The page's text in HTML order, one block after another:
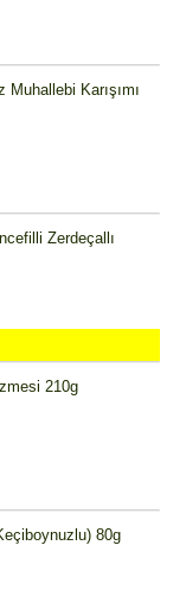
Karışımı
Zerdeçallı
210g
80g